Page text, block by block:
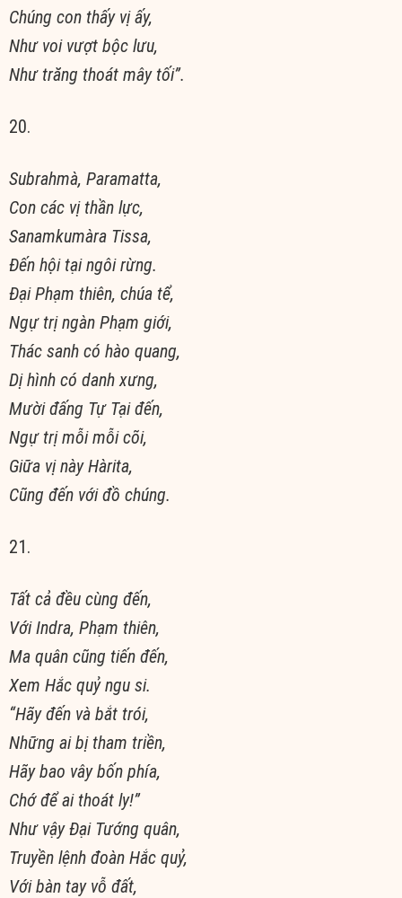
Chúng con thấy vị ấy,
Như voi vượt bộc lưu,
Như trăng thoát mây tối”.
20.
Subrahmà, Paramatta,
Con các vị thần lực,
Sanamkumàra Tissa,
Ðến hội tại ngôi rừng.
Ðại Phạm thiên, chúa tể,
Ngự trị ngàn Phạm giới,
Thác sanh có hào quang,
Dị hình có danh xưng,
Mười đấng Tự Tại đến,
Ngự trị mỗi mỗi cõi,
Giữa vị này Hàrita,
Cũng đến với đồ chúng.
21.
Tất cả đều cùng đến,
Với Indra, Phạm thiên,
Ma quân cũng tiến đến,
Xem Hắc quỷ ngu si.
“Hãy đến và bắt trói,
Những ai bị tham triền,
Hãy bao vây bốn phía,
Chớ để ai thoát ly!”
Như vậy Ðại Tướng quân,
Truyền lệnh đoàn Hắc quỷ,
Với bàn tay vỗ đất,